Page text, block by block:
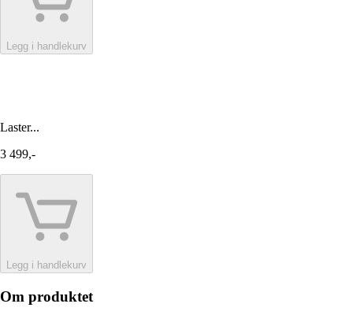
Legg i handlekurv
Laster...
3 499,-
Legg i handlekurv
Om produktet